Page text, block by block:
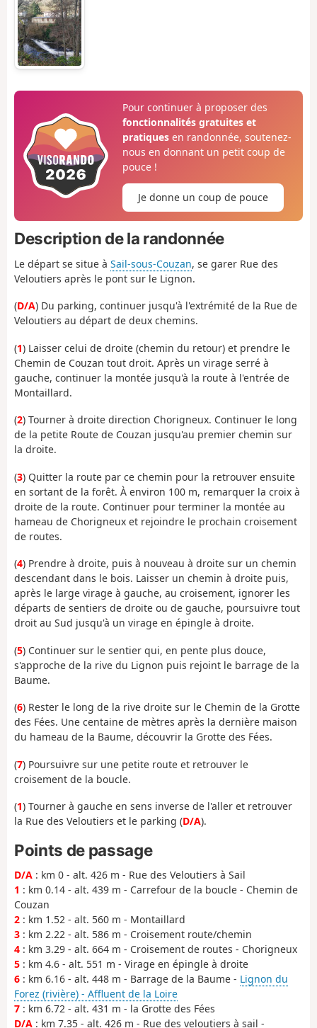
Pour continuer à proposer des
fonctionnalités gratuites et
pratiquesen randonnée, soutenez-
nous en donnant un petit coup de
pouce !
Je donne un coup de pouce
Description de la randonnée
Le départ se situe à Sail-sous-Couzan, se garer Rue des
Veloutiers après le pont sur le Lignon.
(D/A) Du parking, continuer jusqu'à l'extrémité de la Rue de
Veloutiers au départ de deux chemins.
(1) Laisser celui de droite (chemin du retour) et prendre le
Chemin de Couzan tout droit. Après un virage serré à
gauche, continuer la montée jusqu'à la route à l'entrée de
Montaillard.
(2) Tourner à droite direction Chorigneux. Continuer le long
de la petite Route de Couzan jusqu'au premier chemin sur
la droite.
(3) Quitter la route par ce chemin pour la retrouver ensuite
en sortant de la forêt. À environ 100 m, remarquer la croix à
droite de la route. Continuer pour terminer la montée au
hameau de Chorigneux et rejoindre le prochain croisement
de routes.
(4) Prendre à droite, puis à nouveau à droite sur un chemin
descendant dans le bois. Laisser un chemin à droite puis,
après le large virage à gauche, au croisement, ignorer les
départs de sentiers de droite ou de gauche, poursuivre tout
droit au Sud jusqu'à un virage en épingle à droite.
(5) Continuer sur le sentier qui, en pente plus douce,
s'approche de la rive du Lignon puis rejoint le barrage de la
Baume.
(6) Rester le long de la rive droite sur le Chemin de la Grotte
des Fées. Une centaine de mètres après la dernière maison
du hameau de la Baume, découvrir la Grotte des Fées.
(7) Poursuivre sur une petite route et retrouver le
croisement de la boucle.
(1) Tourner à gauche en sens inverse de l'aller et retrouver
la Rue des Veloutiers et le parking (D/A).
Points de passage
D/A : km 0 - alt. 426 m - Rue des Veloutiers à Sail
1 : km 0.14 - alt. 439 m - Carrefour de la boucle - Chemin de
Couzan
2 : km 1.52 - alt. 560 m - Montaillard
3 : km 2.22 - alt. 586 m - Croisement route/chemin
4 : km 3.29 - alt. 664 m - Croisement de routes - Chorigneux
5 : km 4.6 - alt. 551 m - Virage en épingle à droite
6 : km 6.16 - alt. 448 m - Barrage de la Baume - Lignon du
Forez (rivière) - Affluent de la Loire
7 : km 6.72 - alt. 431 m - la Grotte des Fées
D/A : km 7.35 - alt. 426 m - Rue des veloutiers à sail -